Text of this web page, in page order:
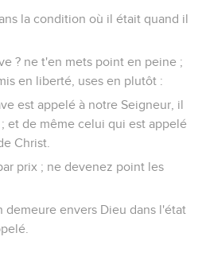
la condition où il était quand il
? ne t'en mets point en peine ;
en liberté, uses en plutôt :
est appelé à notre Seigneur, il
et de même celui qui est appelé
Christ.
prix ; ne devenez point les
demeure envers Dieu dans l'état